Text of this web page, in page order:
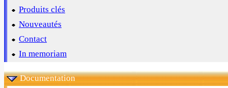
Produits clés
Nouveautés
Contact
In memoriam
Documentation